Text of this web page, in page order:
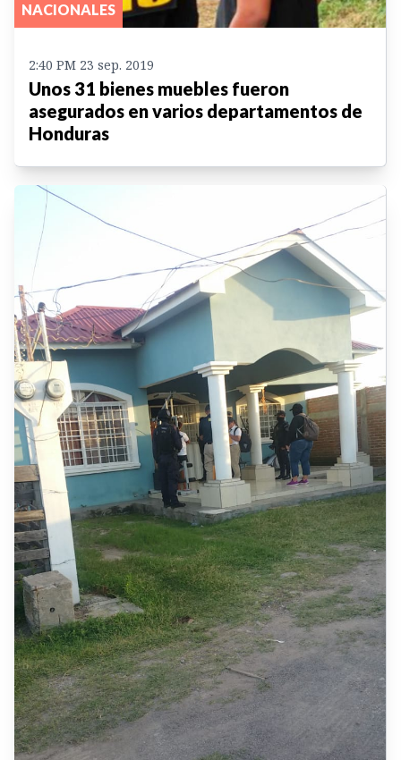
NACIONALES
2:40 PM 23 sep. 2019
Unos 31 bienes muebles fueron
asegurados en varios departamentos de
Honduras